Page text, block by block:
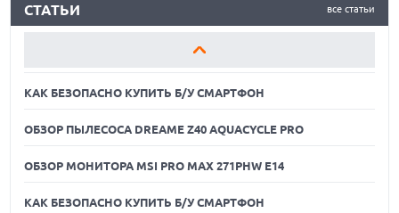
все статьи
СТАТЬИ
ОБЗОР ПЫЛЕСОСА DREAME Z40 AQUACYCLE PRO
ОБЗОР МОНИТОРА MSI PRO MAX 271PHW E14
КАК БЕЗОПАСНО КУПИТЬ Б/У СМАРТФОН
ОБЗОР ПЫЛЕСОСА DREAME Z40 AQUACYCLE PRO
ОБЗОР МОНИТОРА MSI PRO MAX 271PHW E14
КАК БЕЗОПАСНО КУПИТЬ Б/У СМАРТФОН